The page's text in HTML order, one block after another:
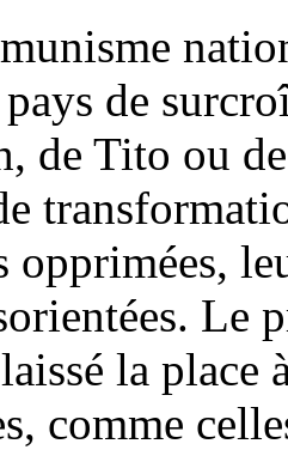
de
de Tito ou
opprimées,
Le
la place
comme